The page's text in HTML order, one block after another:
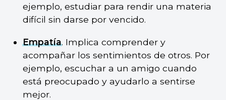
ejemplo, estudiar para rendir una materia
difícil sin darse por vencido.
Empatía. Implica comprender y
acompañar los sentimientos de otros. Por
ejemplo, escuchar a un amigo cuando
está preocupado y ayudarlo a sentirse
mejor.